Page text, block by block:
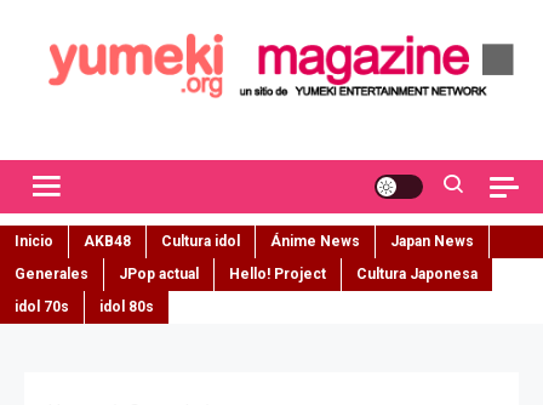
Inicio AKB48 Cultura idol Ánime News
Japan News
Generales
JPop actual Hello! Project
Cultura Japonesa
idol 70s
idol 80s